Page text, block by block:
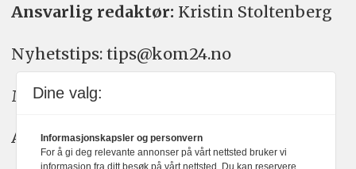
Ansvarlig redaktør: Kristin Stoltenberg
Nyhetstips: tips@kom24.no
Meninger: meninger@kom24.no
Annonse: annonse@watchmedia.no
Dine valg:
Informasjonskapsler og personvern
For å gi deg relevante annonser på vårt nettsted bruker vi
informasjon fra ditt besøk på vårt nettsted. Du kan reservere